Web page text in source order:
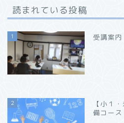
読まれている投稿
1 受講案内
2
【小１
備コース